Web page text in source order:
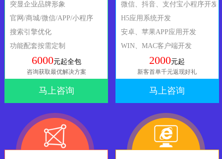
突显企业品牌形象
官网/商城/微信/APP/小程序
搜索引擎优化
功能配套按需定制
6000元起全包
咨询获取最优解决方案
马上咨询
微信、抖音、支付宝小程序开发
H5应用系统开发
安卓、苹果APP应用开发
WIN、MAC客户端开发
2000元起
新客首单千元返现好礼
马上咨询